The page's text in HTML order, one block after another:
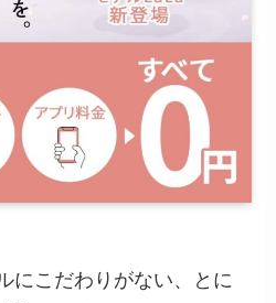
にこだわりがない、とに